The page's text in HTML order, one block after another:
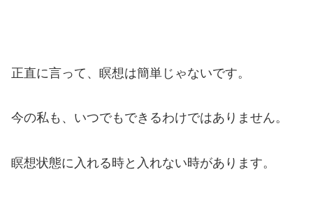
正直に言って、瞑想は簡単じゃないです。
今の私も、いつでもできるわけではありません。
瞑想状態に入れる時と入れない時があります。